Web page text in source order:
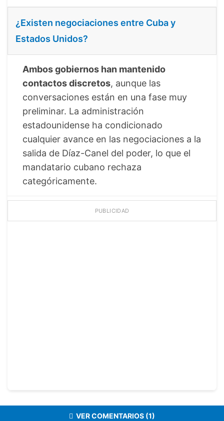
¿Existen negociaciones entre Cuba y
Estados Unidos?
Ambos gobiernos han mantenido
contactos discretos, aunque las
conversaciones están en una fase muy
preliminar. La administración
estadounidense ha condicionado
cualquier avance en las negociaciones a la
salida de Díaz-Canel del poder, lo que el
mandatario cubano rechaza
categóricamente.
PUBLICIDAD
VER COMENTARIOS (1)